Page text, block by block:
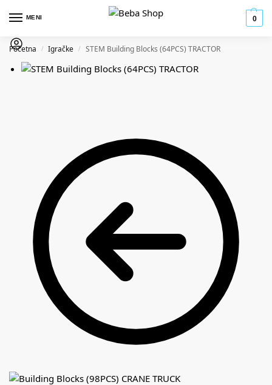
MENI 0
Početna / Igračke / STEM Building Blocks (64PCS) TRACTOR